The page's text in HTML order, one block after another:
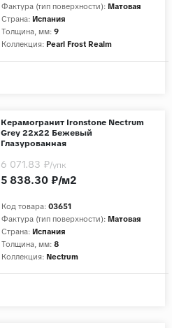
Фактура (тип поверхности): Матовая
Страна: Испания
Толщина, мм: 9
Коллекция: Pearl Frost Realm
Керамогранит Ironstone Nectrum
Grey 22x22 Бежевый
Глазурованная
Код товара: 03651
Фактура (тип поверхности): Матовая
Страна: Испания
Толщина, мм: 8
Коллекция: Nectrum
5 838.30 ₽/м2
6 071.83 ₽/упк